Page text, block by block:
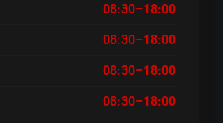
08:30–18:00
08:30–18:00
08:30–18:00
08:30–18:00